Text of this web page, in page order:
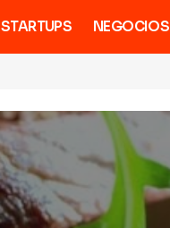
STARTUPS NEGOCIOS